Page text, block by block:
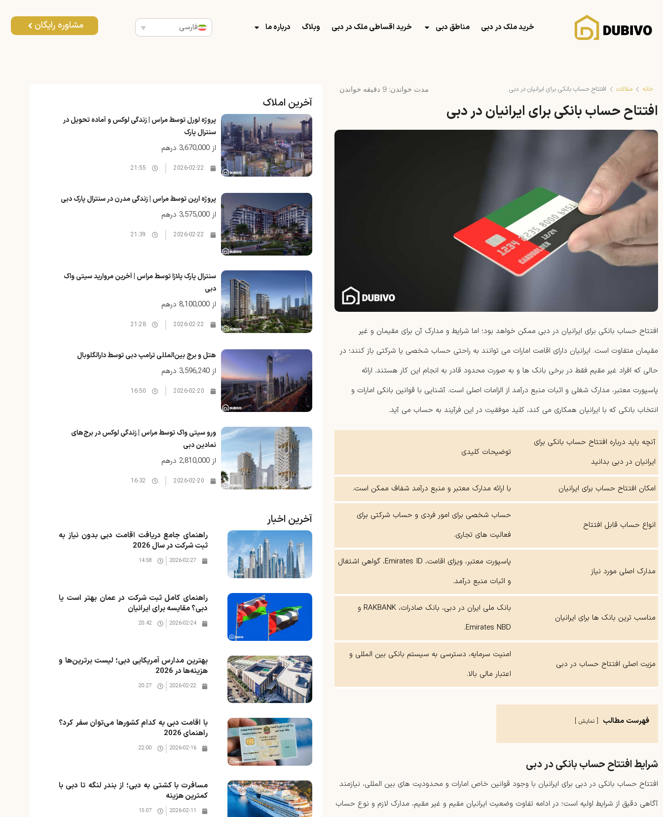
خرید ملک در دبی مناطق دبی خرید اقساطی ملک در دبی وبلاگ درباره ما فارسی مشاوره رایگان
مدت خواندن: 9 دقیقه خواندن خانه مقالات افتتاح حساب بانکی برای ایرانیان در دبی
افتتاح حساب بانکی برای ایرانیان در دبی
افتتاح حساب بانکی برای ایرانیان در دبی ممکن خواهد بود؛ اما شرایط و مدارک آن برای مقیمان و غیر
مقیمان متفاوت است. ایرانیان دارای اقامت امارات می توانند به راحتی حساب شخصی یا شرکتی باز کنند؛ در
حالی که افراد غیر مقیم فقط در برخی بانک ها و به صورت محدود قادر به انجام این کار هستند. ارائه
پاسپورت معتبر، مدارک شغلی و اثبات منبع درآمد از الزامات اصلی است. آشنایی با قوانین بانکی امارات و
انتخاب بانکی که با ایرانیان همکاری می کند، کلید موفقیت در این فرآیند به حساب می آید.
آنچه باید درباره افتتاح حساب بانکی برای
ایرانیان در دبی بدانید
توضیحات کلیدی
امکان افتتاح حساب برای ایرانیان با ارائه مدارک معتبر و منبع درآمد شفاف ممکن است.
انواع حساب قابل افتتاح
حساب شخصی برای امور فردی و حساب شرکتی برای
فعالیت‌ های تجاری.
مدارک اصلی مورد نیاز
پاسپورت معتبر، ویزای اقامت، Emirates ID، گواهی اشتغال
و اثبات منبع درآمد.
مناسب‌ ترین بانک‌ ها برای ایرانیان
بانک ملی ایران در دبی، بانک صادرات، RAKBANK و
Emirates NBD.
مزیت اصلی افتتاح حساب در دبی
امنیت سرمایه، دسترسی به سیستم بانکی بین‌ المللی و
اعتبار مالی بالا.
فهرست مطالب نمایش
شرایط افتتاح حساب بانکی در دبی
افتتاح حساب بانکی در دبی برای ایرانیان با وجود قوانین خاص امارات و محدودیت‌ های بین‌ المللی، نیازمند
آگاهی دقیق از شرایط اولیه است؛ در ادامه تفاوت وضعیت ایرانیان مقیم و غیر‌ مقیم، مدارک لازم و نوع حساب‌
آخرین املاک
پروژه لورل توسط مراس | زندگی لوکس و آماده تحویل در
سنترال پارک
از 3,670,000 درهم
2026-02-22
21:55
پروژه ارین توسط مراس | زندگی مدرن در سنترال پارک دبی
از 3,575,000 درهم
2026-02-22
21:39
سنترال پارک پلازا توسط مراس | آخرین مروارید سیتی واک
دبی
از 8,100,000 درهم
2026-02-22
21:28
هتل و برج بین‌المللی ترامپ دبی توسط دارالگلوبال
از 3,596,240 درهم
2026-02-20
16:50
ورو سیتی واک توسط مراس | زندگی لوکس در برج‌های
نمادین دبی
از 2,810,000 درهم
2026-02-20
16:32
آخرین اخبار
راهنمای جامع دریافت اقامت دبی بدون نیاز به
ثبت شرکت در سال 2026
2026-02-27
14:58
راهنمای کامل ثبت شرکت در عمان بهتر است یا
دبی؟ مقایسه برای ایرانیان
2026-02-24
20:42
بهترین مدارس آمریکایی دبی؛ لیست برترین‌ها و
هزینه‌ها در 2026
2026-02-22
20:27
با اقامت دبی به کدام کشورها می‌توان سفر کرد؟
راهنمای 2026
2026-02-16
22:00
مسافرت با کشتی به دبی؛ از بندر لنگه تا دبی با
کمترین هزینه
2026-02-11
15:07